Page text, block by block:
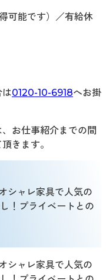
可能です）／有給休
は0120-10-6918へお掛
お仕事紹介までの間
きます。
シャレ家具で人気の
！プライベートとの
シャレ家具で人気の